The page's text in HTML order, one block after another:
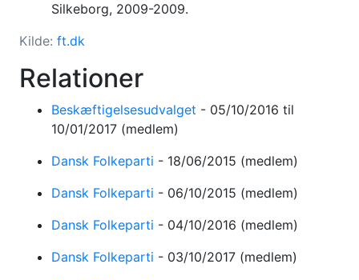
Silkeborg, 2009-2009.
Kilde: ft.dk
Relationer
Beskæftigelsesudvalget - 05/10/2016 til
10/01/2017 (medlem)
Dansk Folkeparti - 18/06/2015 (medlem)
Dansk Folkeparti - 06/10/2015 (medlem)
Dansk Folkeparti - 04/10/2016 (medlem)
Dansk Folkeparti - 03/10/2017 (medlem)